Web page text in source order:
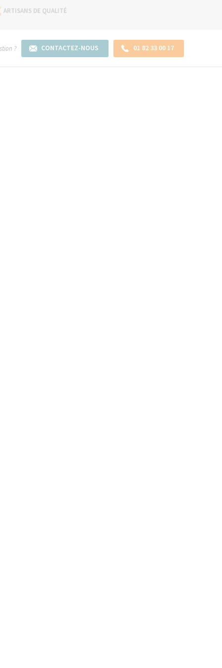
ARTISANS DE QUALITÉ
? CONTACTEZ-NOUS 01 82 33 00 17